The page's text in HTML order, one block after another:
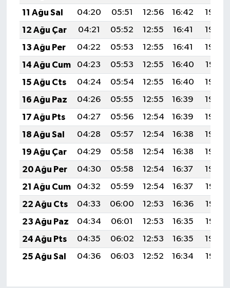
11 Ağu Sal
04:20 05:51 12:56 16:42
19:50
12 Ağu Çar
04:21 05:52 12:55 16:41
19:49
13 Ağu Per
04:22 05:53 12:55 16:41
19:48
14 Ağu Cum
04:23 05:53 12:55 16:40
19:47
15 Ağu Cts
04:24 05:54 12:55 16:40
19:46
16 Ağu Paz
04:26 05:55 12:55 16:39
19:44
17 Ağu Pts
04:27 05:56 12:54 16:39
19:43
18 Ağu Sal
04:28 05:57 12:54 16:38
19:42
19 Ağu Çar
04:29 05:58 12:54 16:38
19:40
20 Ağu Per
04:30 05:58 12:54 16:37
19:39
21 Ağu Cum
04:32 05:59 12:54 16:37
19:38
22 Ağu Cts
04:33 06:00 12:53 16:36
19:36
23 Ağu Paz
04:34 06:01 12:53 16:35
19:35
24 Ağu Pts
04:35 06:02 12:53 16:35
19:34
25 Ağu Sal
04:36 06:03 12:52 16:34 19:32